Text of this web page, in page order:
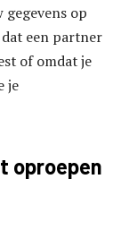
gegevens op
een partner
of omdat je
je
oproepen